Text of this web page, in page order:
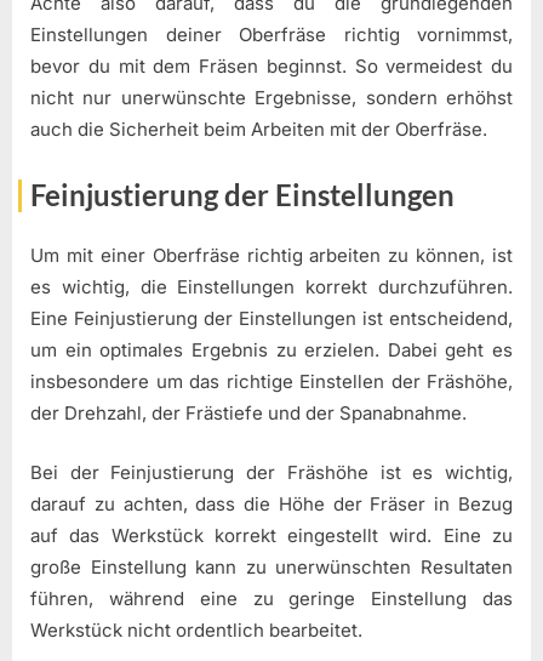
Einstellungen deiner Oberfräse richtig vornimmst,
bevor du mit dem Fräsen beginnst. So vermeidest du
nicht nur unerwünschte Ergebnisse, sondern erhöhst
auch die Sicherheit beim Arbeiten mit der Oberfräse.
Feinjustierung der Einstellungen
Um mit einer Oberfräse richtig arbeiten zu können, ist
es wichtig, die Einstellungen korrekt durchzuführen.
Eine Feinjustierung der Einstellungen ist entscheidend,
um ein optimales Ergebnis zu erzielen. Dabei geht es
insbesondere um das richtige Einstellen der Fräshöhe,
der Drehzahl, der Frästiefe und der Spanabnahme.
Bei der Feinjustierung der Fräshöhe ist es wichtig,
darauf zu achten, dass die Höhe der Fräser in Bezug
auf das Werkstück korrekt eingestellt wird. Eine zu
große Einstellung kann zu unerwünschten Resultaten
führen, während eine zu geringe Einstellung das
Werkstück nicht ordentlich bearbeitet.